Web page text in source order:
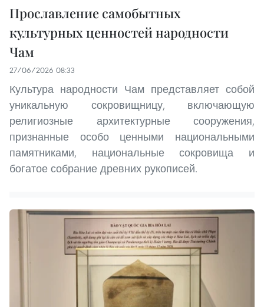
Прославление самобытных
культурных ценностей народности
Чам
27/06/2026 08:33
Культура народности Чам представляет собой
уникальную сокровищницу, включающую
религиозные архитектурные сооружения,
признанные особо ценными национальными
памятниками, национальные сокровища и
богатое собрание древних рукописей.